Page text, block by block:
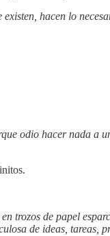
hacen lo
odio hacer nada a
trozos de papel
de ideas, tareas,